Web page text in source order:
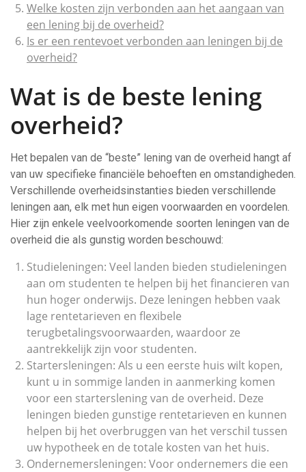
Welke kosten zijn verbonden aan het aangaan van
een lening bij de overheid?
Is er een rentevoet verbonden aan leningen bij de
overheid?
Wat is de beste lening
overheid?
Het bepalen van de “beste” lening van de overheid hangt af
van uw specifieke financiële behoeften en omstandigheden.
Verschillende overheidsinstanties bieden verschillende
leningen aan, elk met hun eigen voorwaarden en voordelen.
Hier zijn enkele veelvoorkomende soorten leningen van de
overheid die als gunstig worden beschouwd:
Studieleningen: Veel landen bieden studieleningen
aan om studenten te helpen bij het financieren van
hun hoger onderwijs. Deze leningen hebben vaak
lage rentetarieven en flexibele
terugbetalingsvoorwaarden, waardoor ze
aantrekkelijk zijn voor studenten.
Startersleningen: Als u een eerste huis wilt kopen,
kunt u in sommige landen in aanmerking komen
voor een starterslening van de overheid. Deze
leningen bieden gunstige rentetarieven en kunnen
helpen bij het overbruggen van het verschil tussen
uw hypotheek en de totale kosten van het huis.
Ondernemersleningen: Voor ondernemers die een